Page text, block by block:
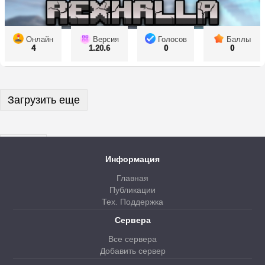
Онлайн
4
Версия
1.20.6
Голосов
0
Баллы
0
Загрузить еще
Информация
Главная
Публикации
Тех. Поддержка
Сервера
Все сервера
Добавить сервер